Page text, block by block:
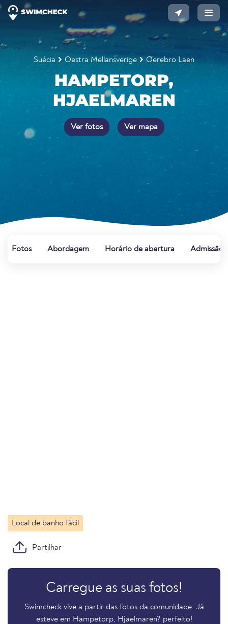
Suécia Oestra Mellansverige Oerebro Laen
HAMPETORP,
HJAELMAREN
Ver fotos Ver mapa
Fotos Abordagem Horário de abertura Admissão
Local de banho fácil
Partilhar
Carregue as suas fotos!
Swimcheck vive a partir das fotos da comunidade. Já
esteve em Hampetorp, Hjaelmaren? perfeito!